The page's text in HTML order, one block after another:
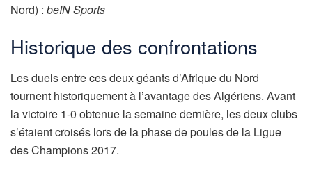
Nord) : beIN Sports
Historique des confrontations
Les duels entre ces deux géants d’Afrique du Nord
tournent historiquement à l’avantage des Algériens. Avant
la victoire 1-0 obtenue la semaine dernière, les deux clubs
s’étaient croisés lors de la phase de poules de la Ligue
des Champions 2017.